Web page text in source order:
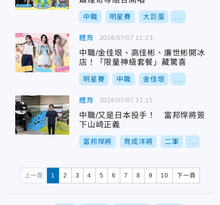
中職 明星賽 大巨蛋
體育
中職/金佳垠、高佳彬、廉世彬開冰
店！「限量神級套餐」藏驚喜
明星賽 中職 金佳垠
2026/07/07 12:23
體育
中職/又是日本投手！ 富邦悍將簽
下山崎正義
富邦悍將 育成洋將 二軍
2026/07/07 12:15
上一頁 1 2 3 4 5 6 7 8 9 10 下一頁